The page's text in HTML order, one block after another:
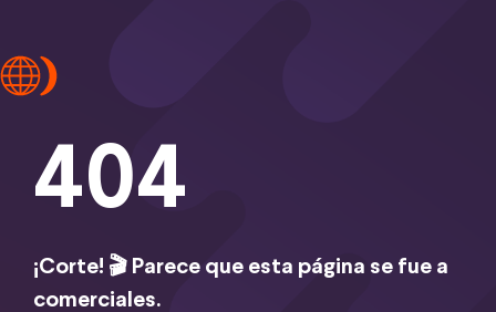
404
¡Corte! 🎬 Parece que esta página se fue a
comerciales.